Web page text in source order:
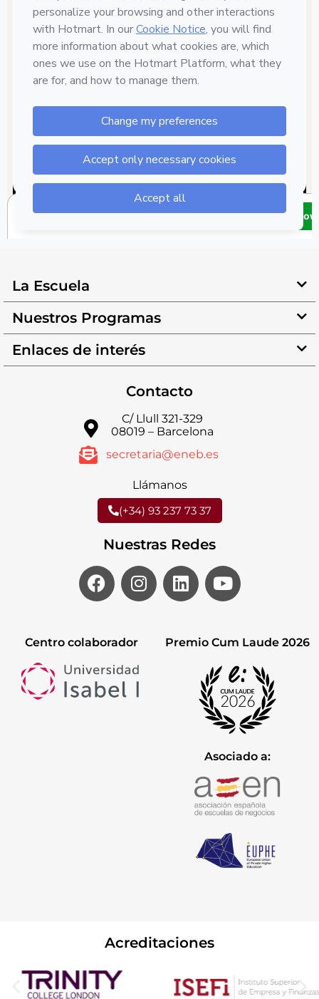
La Escuela
Nuestros Programas
Enlaces de interés
Contacto
C/ Llull 321-329
08019 – Barcelona
secretaria@eneb.es
Llámanos
(+34) 93 237 73 37
Nuestras Redes
Centro colaborador Premio Cum Laude 2026
Asociado a:
Acreditaciones